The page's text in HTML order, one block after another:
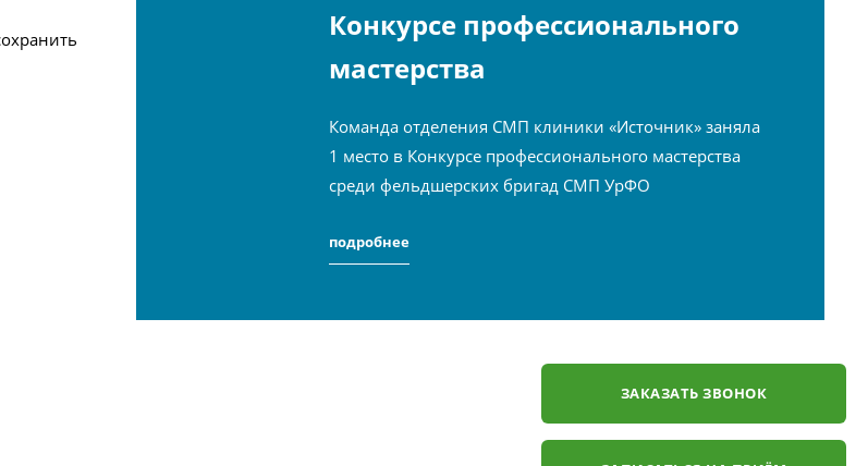
Конкурсе профессионального
мастерства
Команда отделения СМП клиники «Источник» заняла
1 место в Конкурсе профессионального мастерства
среди фельдшерских бригад СМП УрФО
подробнее
ЗАКАЗАТЬ ЗВОНОК